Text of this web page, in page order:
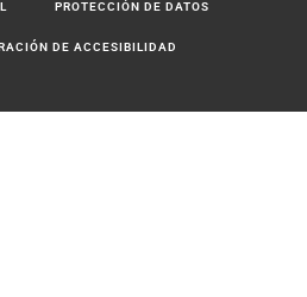
PROTECCIÓN DE DATOS
DE ACCESIBILIDAD